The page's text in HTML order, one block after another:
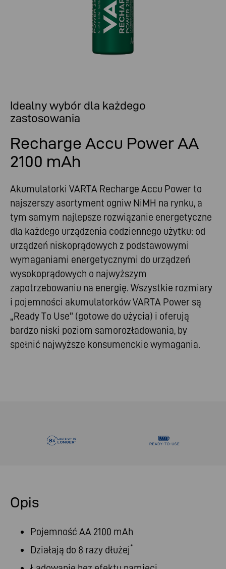
Idealny wybór dla każdego
zastosowania
Recharge Accu Power AA
2100 mAh
Akumulatorki VARTA Recharge Accu Power to
najszerszy asortyment ogniw NiMH na rynku, a
tym samym najlepsze rozwiązanie energetyczne
dla każdego urządzenia codziennego użytku: od
urządzeń niskoprądowych z podstawowymi
wymaganiami energetycznymi do urządzeń
wysokoprądowych o najwyższym
zapotrzebowaniu na energię. Wszystkie rozmiary
i pojemności akumulatorków VARTA Power są
„Ready To Use” (gotowe do użycia) i oferują
bardzo niski poziom samorozładowania, by
spełnić najwyższe konsumenckie wymagania.
Opis
Pojemność AA 2100 mAh
Działają do 8 razy dłużej*